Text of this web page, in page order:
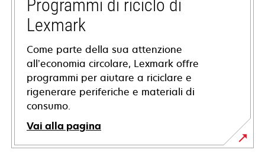
scheda
Programmi di riciclo di
Lexmark
Come parte della sua attenzione
all’economia circolare, Lexmark offre
programmi per aiutare a riciclare e
rigenerare periferiche e materiali di
consumo.
Vai alla pagina